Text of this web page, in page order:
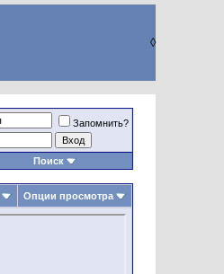
◊
Запомнить?
Поиск
Опции просмотра